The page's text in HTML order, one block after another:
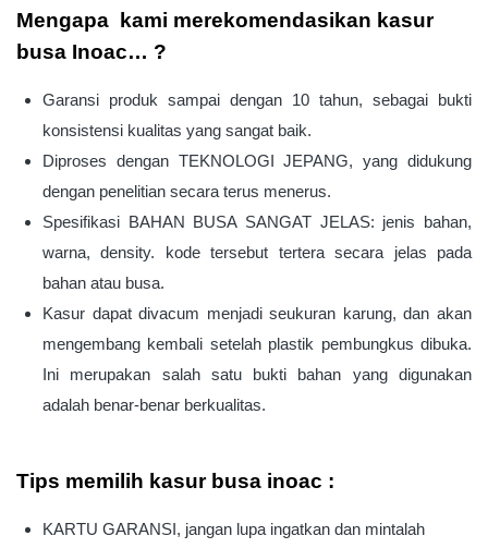
Mengapa kami merekomendasikan kasur
busa Inoac… ?
Garansi produk sampai dengan 10 tahun, sebagai bukti
konsistensi kualitas yang sangat baik.
Diproses dengan TEKNOLOGI JEPANG, yang didukung
dengan penelitian secara terus menerus.
Spesifikasi BAHAN BUSA SANGAT JELAS: jenis bahan,
warna, density. kode tersebut tertera secara jelas pada
bahan atau busa.
Kasur dapat divacum menjadi seukuran karung, dan akan
mengembang kembali setelah plastik pembungkus dibuka.
Ini merupakan salah satu bukti bahan yang digunakan
adalah benar-benar berkualitas.
Tips memilih kasur busa inoac :
KARTU GARANSI, jangan lupa ingatkan dan mintalah